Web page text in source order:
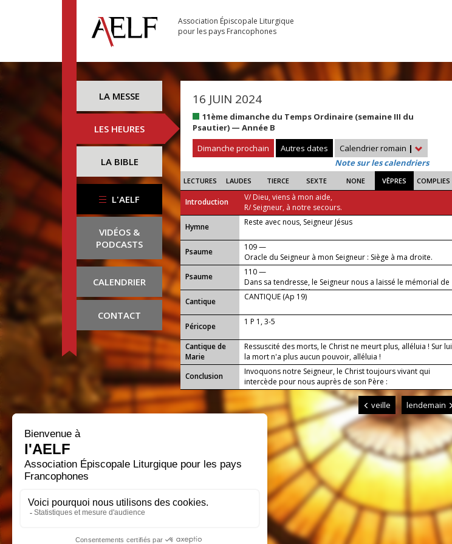
Association Épiscopale Liturgique
pour les pays Francophones
LA MESSE
LES HEURES
LA BIBLE
L'AELF
VIDÉOS &
PODCASTS
CALENDRIER
CONTACT
16 JUIN 2024
11ème dimanche du Temps Ordinaire (semaine III du
Psautier) — Année B
Dimanche prochain
Autres dates Calendrier romain |
Note sur les calendriers
LECTURES LAUDES TIERCE SEXTE NONE VÊPRES COMPLIES
Introduction
V/ Dieu, viens à mon aide,
R/ Seigneur, à notre secours.
...
Hymne Reste avec nous, Seigneur Jésus
Psaume
109 —
Oracle du Seigneur à mon Seigneur : Siège à ma droite.
Psaume
110 —
Dans sa tendresse, le Seigneur nous a laissé le mémorial de
ses merveilles, alléluia.
Cantique
CANTIQUE (Ap 19)
Péricope 1 P 1, 3-5
Cantique de
Marie
Ressuscité des morts, le Christ ne meurt plus, alléluia ! Sur lui
la mort n'a plus aucun pouvoir, alléluia !
Conclusion
Invoquons notre Seigneur, le Christ toujours vivant qui
intercède pour nous auprès de son Père :
veille lendemain